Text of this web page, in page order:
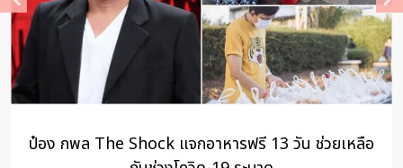
รี 13 วัน ช่วยเหลือ
สร้างวัคซีนให้จิตใจ ณ วัดเข